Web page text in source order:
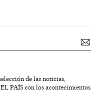
de las noticias,
PAÍS con los acontecimientos